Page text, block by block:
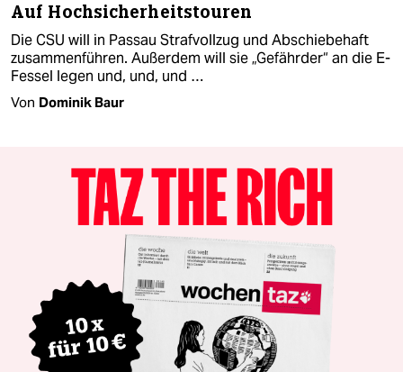
Auf Hochsicherheitstouren
Die CSU will in Passau Strafvollzug und Abschiebehaft
zusammenführen. Außerdem will sie „Gefährder“ an die E-
Fessel legen und, und, und …
Von Dominik Baur